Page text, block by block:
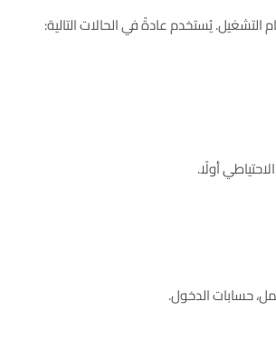
يُستخدم عادةً في الحالات التالية:
أولًا.
حسابات الدخول.